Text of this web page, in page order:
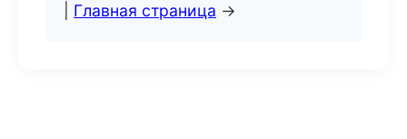
Главная страница →